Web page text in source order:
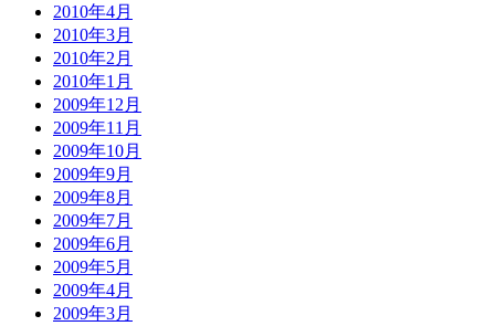
2010年4月
2010年3月
2010年2月
2010年1月
2009年12月
2009年11月
2009年10月
2009年9月
2009年8月
2009年7月
2009年6月
2009年5月
2009年4月
2009年3月